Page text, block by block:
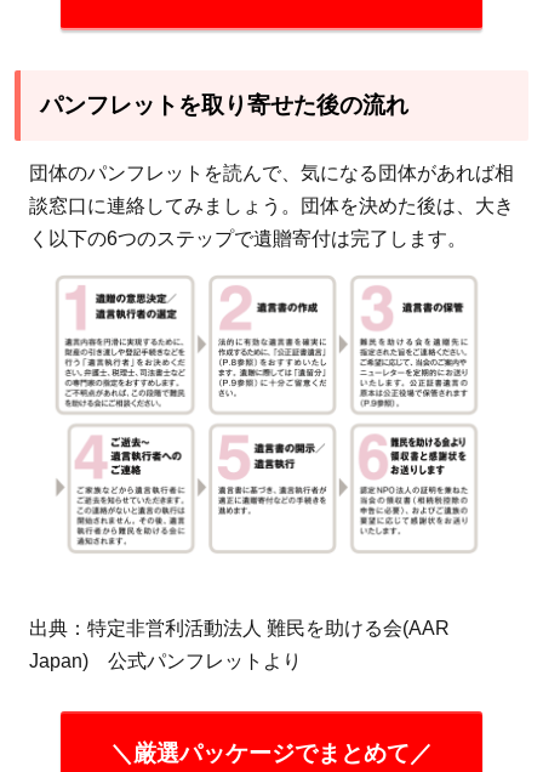
パンフレットを取り寄せた後の流れ
団体のパンフレットを読んで、気になる団体があれば相
談窓口に連絡してみましょう。団体を決めた後は、大き
く以下の6つのステップで遺贈寄付は完了します。
出典：特定非営利活動法人 難民を助ける会(AAR
Japan) 公式パンフレットより
＼厳選パッケージでまとめて／